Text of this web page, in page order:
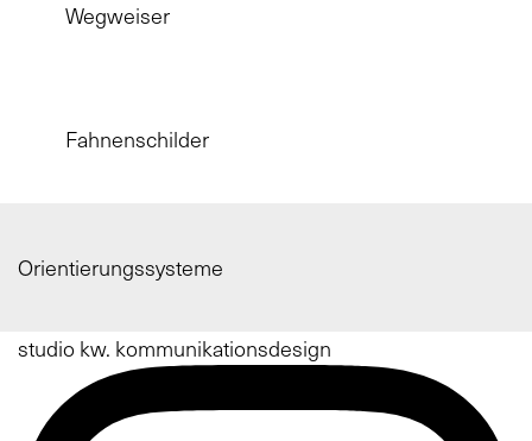
Wegweiser
Fahnenschilder
Orientierungssysteme
Footer
studio kw. kommunikationsdesign